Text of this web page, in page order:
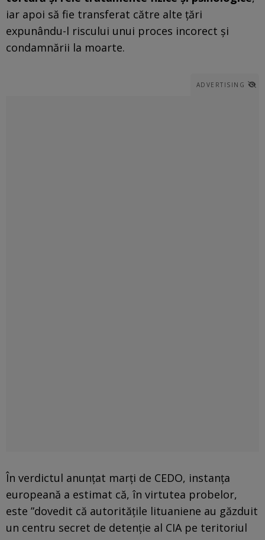
iar apoi să fie transferat către alte țări
expunându-l riscului unui proces incorect și
condamnării la moarte.
ADVERTISING
În verdictul anunțat marți de CEDO, instanța
europeană a estimat că, în virtutea probelor,
este ”dovedit că autoritățile lituaniene au găzduit
un centru secret de detenție al CIA pe teritoriul